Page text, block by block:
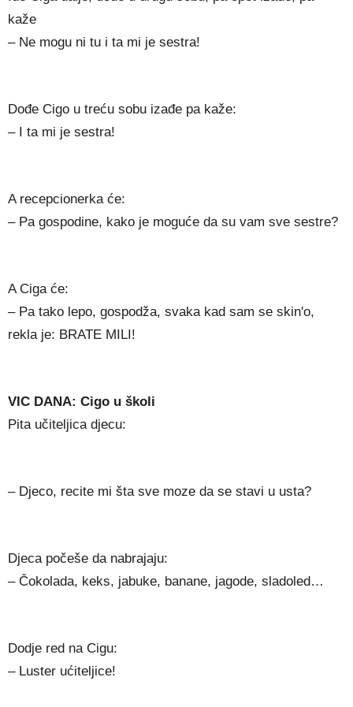
kaže
– Ne mogu ni tu i ta mi je sestra!
Dođe Cigo u treću sobu izađe pa kaže:
– I ta mi je sestra!
A recepcionerka će:
– Pa gospodine, kako je moguće da su vam sve sestre?
A Ciga će:
– Pa tako lepo, gospodža, svaka kad sam se skin'o,
rekla je: BRATE MILI!
VIC DANA: Cigo u školi
Pita učiteljica djecu:
– Djeco, recite mi šta sve moze da se stavi u usta?
Djeca počeše da nabrajaju:
– Čokolada, keks, jabuke, banane, jagode, sladoled…
Dodje red na Cigu:
– Luster ućiteljice!